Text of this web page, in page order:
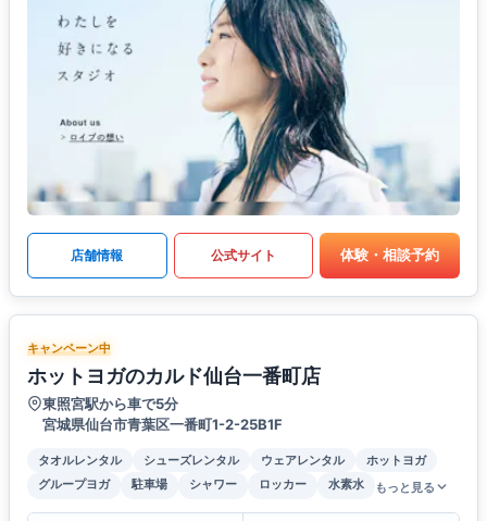
店舗情報 公式サイト 体験・相談予約
キャンペーン中
ホットヨガのカルド仙台一番町店
東照宮駅から車で5分
宮城県仙台市青葉区一番町1-2-25B1F
タオルレンタル シューズレンタル ウェアレンタル
ホットヨガ
グループヨガ
駐車場 シャワー ロッカー 水素水 もっと見る